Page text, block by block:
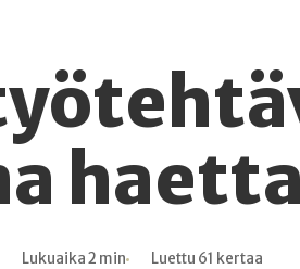
Lukuaika 2 min Luettu 61 kertaa